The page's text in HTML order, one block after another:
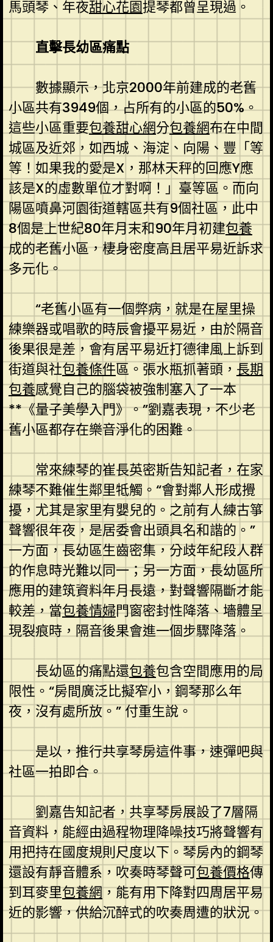
馬頭琴、年夜甜心花園提琴都曾呈現過。
直擊長幼區痛點
數據顯示，北京2000年前建成的老舊
小區共有3949個，占所有的小區的50%。
這些小區重要包養甜心網分包養網布在中間
城區及近郊，如西城、海淀、向陽、豐「等
等！如果我的愛是X，那林天秤的回應Y應
該是X的虛數單位才對啊！」臺等區。而向
陽區噴鼻河園街道轄區共有9個社區，此中
8個是上世紀80年月末和90年月初建包養
成的老舊小區，棲身密度高且居平易近訴求
多元化。
“老舊小區有一個弊病，就是在屋里操
練樂器或唱歌的時辰會擾平易近，由於隔音
後果很是差，會有居平易近打德律風上訴到
街道與社包養條件區。張水瓶抓著頭， 長期
包養感覺自己的腦袋被強制塞入了一本
**《量子美學入門》。”劉嘉表現，不少老
舊小區都存在樂音淨化的困難。
常來練琴的崔長英密斯告知記者，在家
練琴不難催生鄰里牴觸。“會對鄰人形成攪
擾，尤其是家里有嬰兒的。之前有人練古箏
聲響很年夜，是居委會出頭具名和諧的。”
一方面，長幼區生齒密集，分歧年紀段人群
的作息時光難以同一；另一方面，長幼區所
應用的建筑資料年月長遠，對聲響隔斷才能
較差，當包養情婦門窗密封性降落、墻體呈
現裂痕時，隔音後果會進一個步驟降落。
長幼區的痛點還包養包含空間應用的局
限性。“房間廣泛比擬窄小，鋼琴那么年
夜，沒有處所放。” 付重生說。
是以，推行共享琴房這件事，速彈吧與
社區一拍即合。
劉嘉告知記者，共享琴房展設了7層隔
音資料，能經由過程物理降噪技巧將聲響有
用把持在國度規則尺度以下。琴房內的鋼琴
還設有靜音體系，吹奏時琴聲可包養價格傳
到耳麥里包養網，能有用下降對四周居平易
近的影響，供給沉醉式的吹奏周遭的狀況。